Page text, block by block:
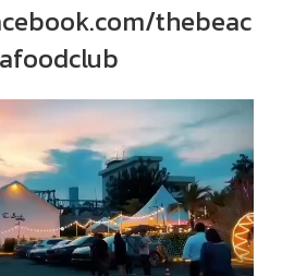
thebeac